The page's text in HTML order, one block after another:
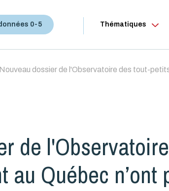
Thématiques
0-5
Nouveau dossier de l'Observatoire des tout-
de
au Québec